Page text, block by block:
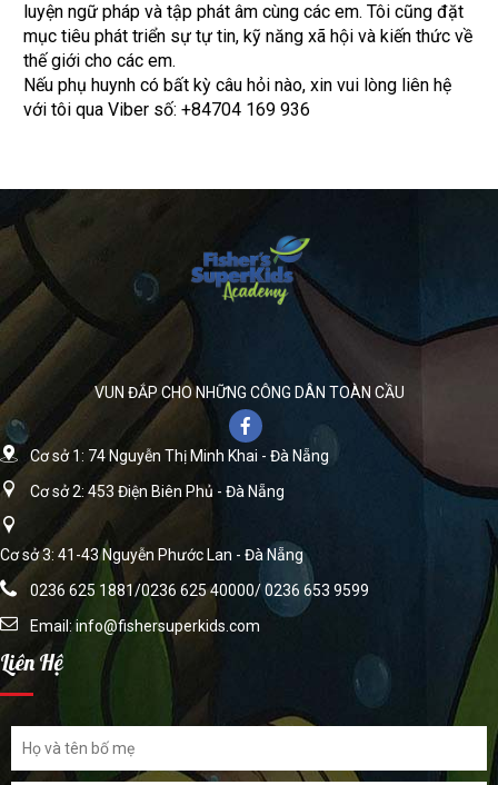
luyện ngữ pháp và tập phát âm cùng các em. Tôi cũng đặt
mục tiêu phát triển sự tự tin, kỹ năng xã hội và kiến thức về
thế giới cho các em.
Nếu phụ huynh có bất kỳ câu hỏi nào, xin vui lòng liên hệ
với tôi qua Viber số: +84704 169 936
VUN ĐẮP CHO NHỮNG CÔNG DÂN TOÀN CẦU
Cơ sở 1: 74 Nguyễn Thị Minh Khai - Đà Nẵng
Cơ sở 2: 453 Điện Biên Phủ - Đà Nẵng
Cơ sở 3: 41-43 Nguyễn Phước Lan - Đà Nẵng
0236 625 1881/0236 625 40000/ 0236 653 9599
Email:info@fishersuperkids.com
Liên Hệ